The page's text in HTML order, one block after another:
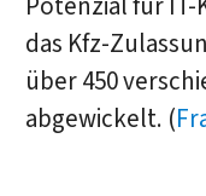
das Kfz-
über 450
abgewickelt. (